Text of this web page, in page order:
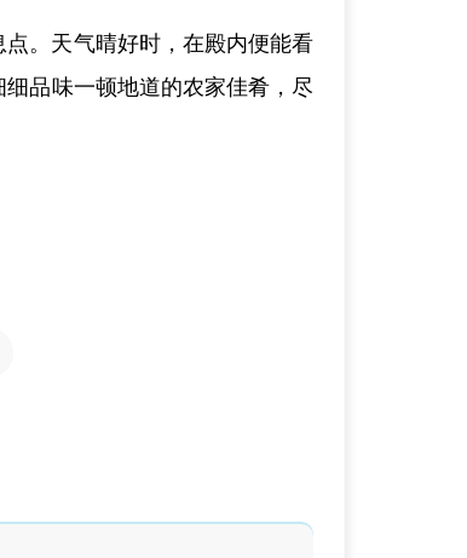
。天气晴好时，在殿内便能看
品味一顿地道的农家佳肴，尽